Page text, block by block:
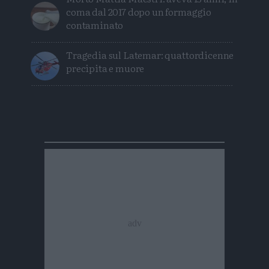
coma dal 2017 dopo un formaggio
contaminato
Tragedia sul Latemar: quattordicenne
precipita e muore